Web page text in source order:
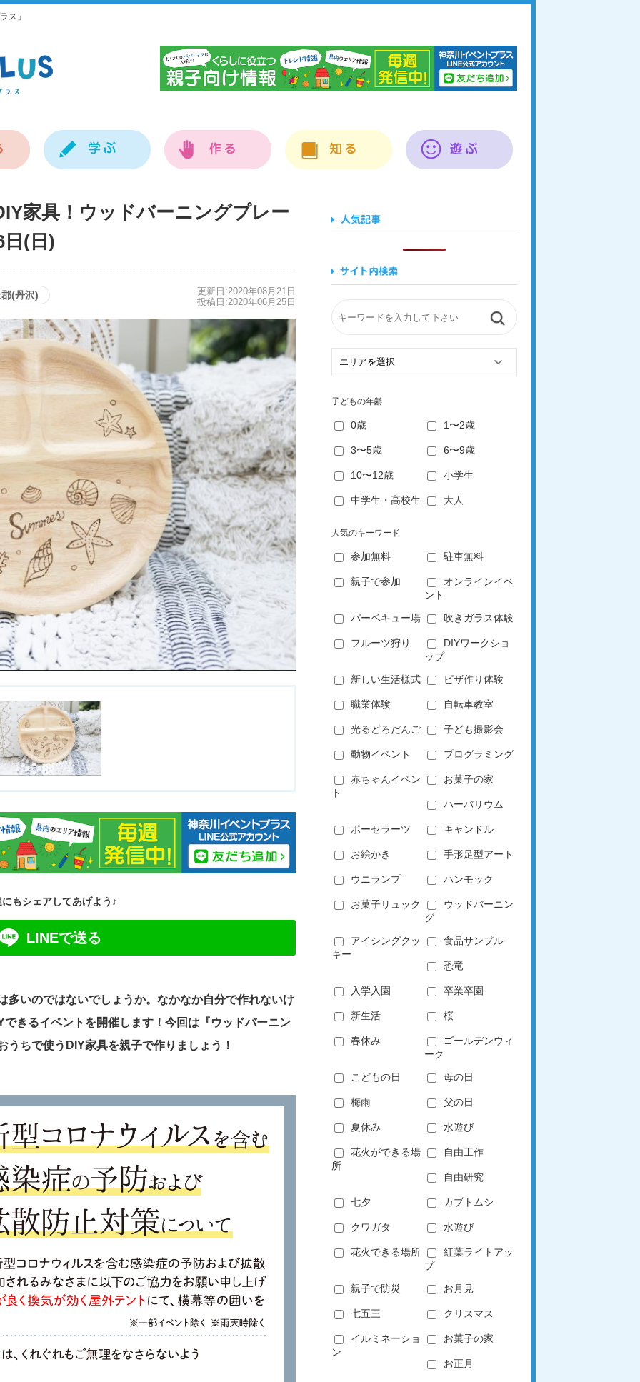
ス」
家具！ウッドバーニングプレー
日(日)
(丹沢)
更新日:2020年08月21日
投稿日:2020年06月25日
もシェアしてあげよう♪
LINEで送る
多いのではないでしょうか。なかなか自分で作れないけ
きるイベントを開催します！今回は『ウッドバーニン
うちで使うDIY家具を親子で作りましょう！
子どもの年齢
0歳 1〜2歳
3〜5歳 6〜9歳
10〜12歳 小学生
中学生・高校生 大人
人気のキーワード
参加無料 駐車無料
親子で参加
オンラインイベ
ント
バーベキュー場 吹きガラス体験
フルーツ狩り
DIYワークショ
ップ
新しい生活様式 ピザ作り体験
職業体験 自転車教室
光るどろだんご 子ども撮影会
動物イベント プログラミング
赤ちゃんイベン
ト
お菓子の家
ハーバリウム
ポーセラーツ キャンドル
お絵かき 手形足型アート
ウニランプ ハンモック
お菓子リュック
ウッドバーニン
グ
アイシングクッ
キー
食品サンプル
恐竜
入学入園 卒業卒園
新生活 桜
春休み
ゴールデンウィ
ーク
こどもの日 母の日
梅雨 父の日
夏休み 水遊び
花火ができる場
所
自由工作
自由研究
七夕 カブトムシ
クワガタ 水遊び
花火できる場所
紅葉ライトアッ
プ
親子で防災 お月見
七五三 クリスマス
イルミネーショ
ン
お菓子の家
お正月